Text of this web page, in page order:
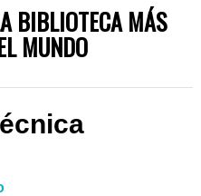
BIBLIOTECA MÁS
MUNDO